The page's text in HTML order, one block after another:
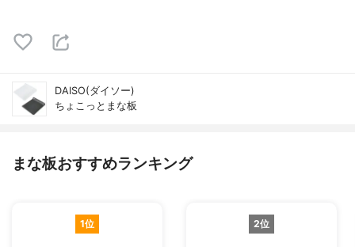
DAISO(ダイソー)
ちょこっとまな板
まな板おすすめランキング
1位 2位